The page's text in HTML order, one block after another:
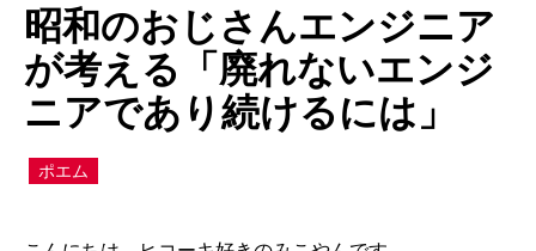
昭和のおじさんエンジニア
が考える「廃れないエンジ
ニアであり続けるには」
ポエム